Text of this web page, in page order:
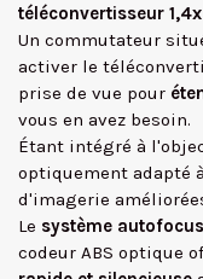
téléconvertisseur
Un commutateur
activer le
prise de vue pour
vous en avez besoin.
Étant intégré à
optiquement adapté
d'imagerie
Le système
codeur ABS optique